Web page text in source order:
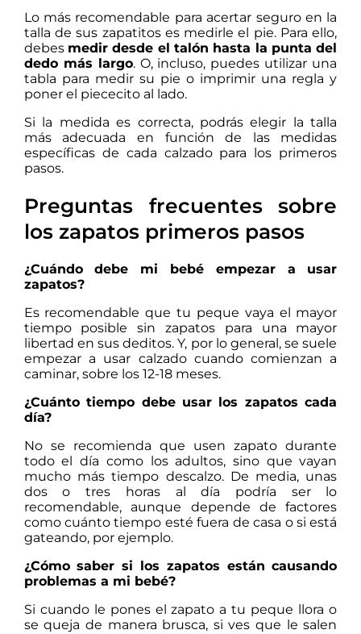
Lo más recomendable para acertar seguro en la
talla de sus zapatitos es medirle el pie. Para ello,
debes medir desde el talón hasta la punta del
dedo más largo. O, incluso, puedes utilizar una
tabla para medir su pie o imprimir una regla y
poner el piececito al lado.
Si la medida es correcta, podrás elegir la talla
más adecuada en función de las medidas
específicas de cada calzado para los primeros
pasos.
Preguntas frecuentes sobre
los zapatos primeros pasos
¿Cuándo debe mi bebé empezar a usar
zapatos?
Es recomendable que tu peque vaya el mayor
tiempo posible sin zapatos para una mayor
libertad en sus deditos. Y, por lo general, se suele
empezar a usar calzado cuando comienzan a
caminar, sobre los 12-18 meses.
¿Cuánto tiempo debe usar los zapatos cada
día?
No se recomienda que usen zapato durante
todo el día como los adultos, sino que vayan
mucho más tiempo descalzo. De media, unas
dos o tres horas al día podría ser lo
recomendable, aunque depende de factores
como cuánto tiempo esté fuera de casa o si está
gateando, por ejemplo.
¿Cómo saber si los zapatos están causando
problemas a mi bebé?
Si cuando le pones el zapato a tu peque llora o
se queja de manera brusca, si ves que le salen